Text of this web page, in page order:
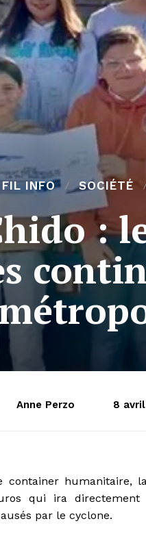
FIL INFO SOCIÉTÉ
:
Anne Perzo 8
container humanitaire,
qui ira
par le cyclone.